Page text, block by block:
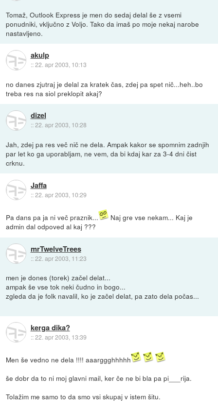
Tomaž, Outlook Express je men do sedaj delal še z vsemi
ponudniki, vključno z Voljo. Tako da imaš po moje nekaj narobe
nastavljeno.
akulp
::22. apr 2003, 10:13
no danes zjutraj je delal za kratek čas, zdej pa spet nič...heh..bo
treba res na siol preklopit akaj?
dizel
::22. apr 2003, 10:28
Jah, zdej pa res več nič ne dela. Ampak kakor se spomnim zadnjih
par let ko ga uporabljam, ne vem, da bi kdaj kar za 3-4 dni čist
crknu.
Jaffa
::22. apr 2003, 10:29
Pa dans pa ja ni več praznik...
Naj gre vse nekam... Kaj je
admin dal odpoved al kaj ???
mrTwelveTrees
::22. apr 2003, 11:23
men je dones (torek) začel delat...
ampak še vse tok neki čudno in bogo...
zgleda da je folk navalil, ko je začel delat, pa zato dela počas...
kerga dika?
::22. apr 2003, 13:39
Men še vedno ne dela !!!! aaarggghhhhh
še dobr da to ni moj glavni mail, ker če ne bi bla pa pi___rija.
Tolažim me samo to da smo vsi skupaj v istem šitu.